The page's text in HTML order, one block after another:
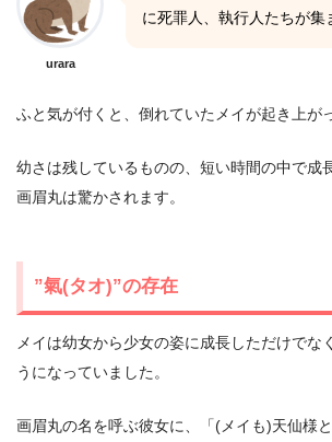
urara
に死罪人、執行人たちが集
ふと気が付くと、倒れていたメイが起き上が
幼さは残しているものの、短い時間の中で成
画眉丸は驚かされます。
”氣(タオ)”の存在
メイは幼女から少女の姿に成長しただけでな
うになっていました。
画眉丸の名を呼ぶ彼女に、「(メイも)天仙様